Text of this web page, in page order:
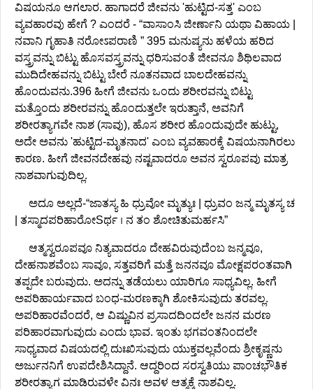
ವಿಷಯನೂ ಆಗಲಾರ. ಹಾಗಾದರೆ ಜೀವನು 'ಹುಟ್ಟಿದ-ಸತ್ತ' ಎಂಬ
ವ್ಯವಹಾರವು ಹೇಗೆ ? ಎಂದರೆ - “ವಾಸಾಂಸಿ ಜೀರ್ಣಾನಿ ಯಥಾ ವಿಹಾಯ |
ನವಾನಿ ಗೃಹಾತಿ ನರೋಽಪರಾಣಿ ” 395 ಮನುಷ್ಯನು ಹಳೆಯ ಹರಿದ
ವಸ್ತ್ರವನ್ನು ಬಿಟ್ಟು ಹೊಸವಸ್ತ್ರವನ್ನು ಧರಿಸುವಂತೆ ಜೀವನೂ ಶಿಥಿಲವಾದ
ಮುದಿದೇಹವನ್ನು ಬಿಟ್ಟು ಬೇರೆ ನೂತನವಾದ ಬಾಲದೇಹವನ್ನು
ಹೊಂದುವನು.396 ಹೀಗೆ ಜೀವನು ಒಂದು ಶರೀರವನ್ನು ಬಿಟ್ಟು
ಮತ್ತೊಂದು ಶರೀರವನ್ನು ಹೊಂದುತ್ತಲೇ ಇರುತ್ತಾನೆ, ಅವನಿಗೆ
ಶರೀರತ್ಯಾಗವೇ ನಾಶ (ಸಾವು), ಹೊಸ ಶರೀರ ಹೊಂದುವುದೇ ಹುಟ್ಟು,
ಅದೇ ಅವನು 'ಹುಟ್ಟಿದ-ಮೃತನಾದ' ಎಂಬ ವ್ಯವಹಾರಕ್ಕೆ ವಿಷಯನಾಗಿರಲು
ಕಾರಣ. ಹೀಗೆ ಜೀವನದೇಹವು ನಷ್ಟವಾದರೂ ಅವನ ಸ್ವರೂಪವು ಮಾತ್ರ
ನಾಶವಾಗುವುದಿಲ್ಲ.
ಅದೂ ಅಲ್ಲದೆ-“ಜಾತಸ್ಯ ಹಿ ಧ್ರುವೋ ಮೃತ್ಯುಃ | ಧ್ರುವಂ ಜನ್ಮ ಮೃತಸ್ಯ ಚ
| ತಸ್ಮಾದಪರಿಹಾರೋSರ್ಥ । ನ ತಂ ಶೋಚಿತುಮರ್ಹಸಿ”
ಆತ್ಮಸ್ವರೂಪವೂ ನಿತ್ಯವಾದರೂ ದೇಹವಿರುವುದೆಂಬ ಜನ್ಮವೂ,
ದೇಹನಾಶವೆಂಬ ಸಾವೂ, ಸತ್ತವರಿಗೆ ಮತ್ತೆ ಜನನವೂ ಮೋಕ್ಷಪರಂತವಾಗಿ
ತಪ್ಪದೇ ಬರುವುದು. ಅದನ್ನು ತಡೆಯಲು ಯಾರಿಗೂ ಸಾಧ್ಯವಿಲ್ಲ. ಹೀಗೆ
ಅಪರಿಹಾರ್ಯವಾದ ಬಂಧ-ಮರಣಕ್ಕಾಗಿ ಶೋಕಿಸುವುದು ತರವಲ್ಲ.
ಅಪರಿಹಾರವೆಂದರೆ, ಆ ವಿಷ್ಣುವಿನ ಪ್ರಸಾದದಿಂದಲೇ ಜನನ ಮರಣ
ಪರಿಹಾರವಾಗುವುದು ಎಂದು ಭಾವ. ಇಂತು ಭಗವಂತನಿಂದಲೇ
ಸಾಧ್ಯವಾದ ವಿಷಯದಲ್ಲಿ ದುಃಖಿಸುವುದು ಯುಕ್ತವಲ್ಲವೆಂದು ಶ್ರೀಕೃಷ್ಣನು
ಅರ್ಜುನನಿಗೆ ಉಪದೇಶಿಸಿದ್ದಾನೆ. ಆದ್ದರಿಂದ ಸರಸ್ವತಿಯು ಪಾಂಚಭೌತಿಕ
ಶರೀರತ್ಯಾಗ ಮಾಡಿರುವಳೇ ವಿನಃ ಅವಳ ಆತ್ಮಕ್ಕೆ ನಾಶವಿಲ್ಲ.